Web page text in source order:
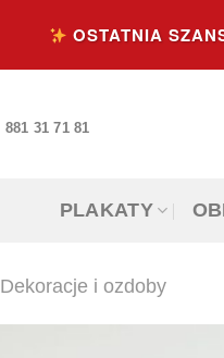
OSTATNIA
881 31 71 81
PLAKATY
Dekoracje i ozdoby